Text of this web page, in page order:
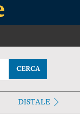
CERCA
DISTALE